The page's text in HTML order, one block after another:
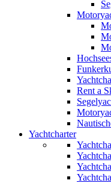
Rent a
Yachtcharter